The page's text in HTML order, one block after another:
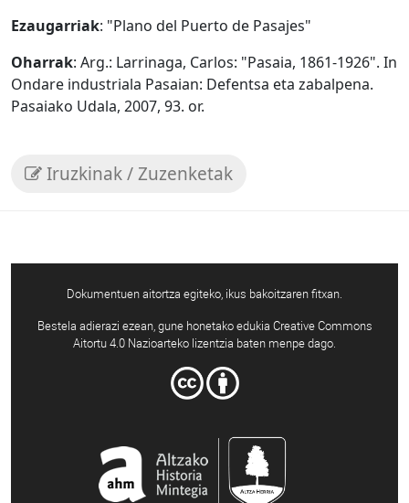
Ezaugarriak: "Plano del Puerto de Pasajes"
Oharrak: Arg.: Larrinaga, Carlos: "Pasaia, 1861-1926". In
Ondare industriala Pasaian: Defentsa eta zabalpena.
Pasaiako Udala, 2007, 93. or.
Iruzkinak / Zuzenketak
Dokumentuen aitortza egiteko, ikus bakoitzaren fitxan.
Bestela adierazi ezean, gune honetako edukia Creative Commons
Aitortu 4.0 Nazioarteko lizentzia baten menpe dago.